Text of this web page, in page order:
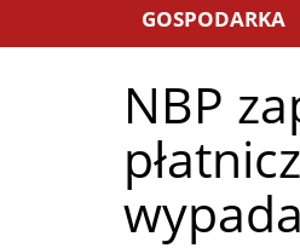
GOSPODARKA
NBP